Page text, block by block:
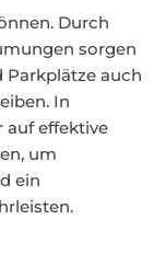
Durch
sorgen
Parkplätze auch
In
auf effektive
um
ein